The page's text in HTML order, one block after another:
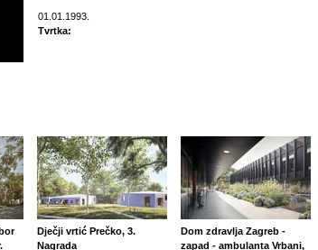
01.01.1993.
Tvrtka:
Dječji vrtić Prečko, 3.
Nagrada
Dom zdravlja Zagreb -
zapad - ambulanta Vrbani,